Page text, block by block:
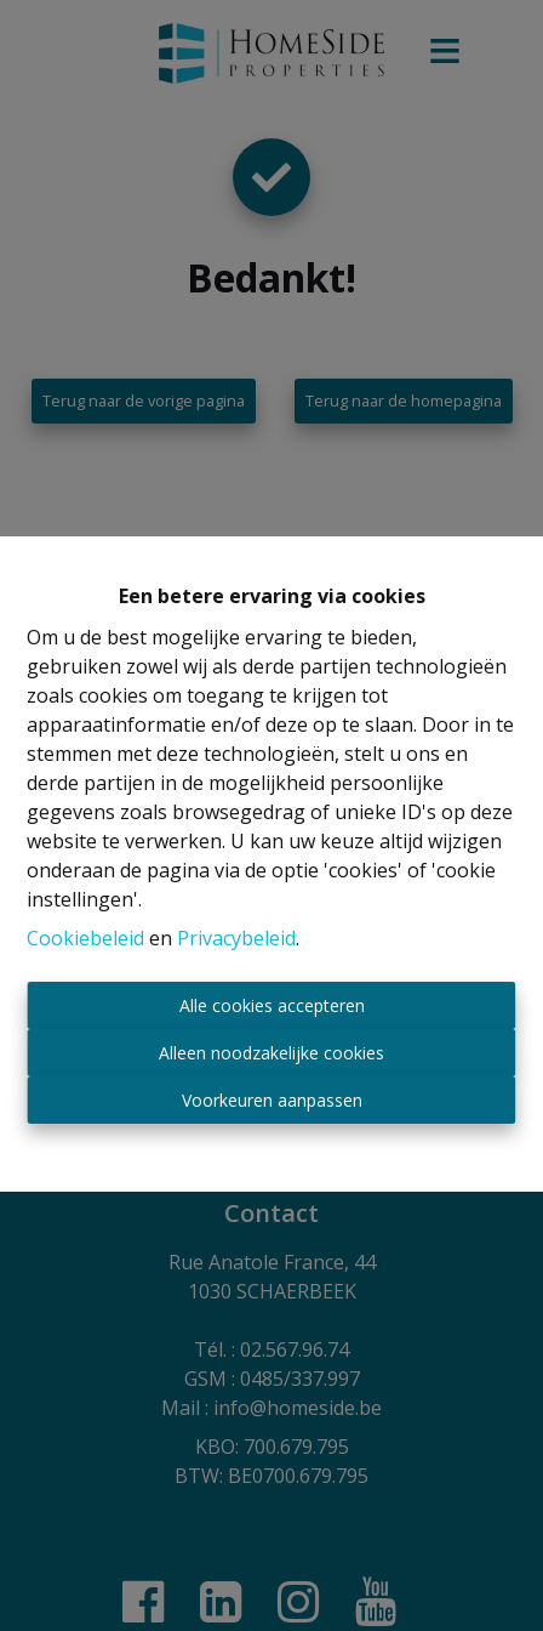
Een betere ervaring via cookies
Om u de best mogelijke ervaring te bieden,
gebruiken zowel wij als derde partijen technologieën
zoals cookies om toegang te krijgen tot
apparaatinformatie en/of deze op te slaan. Door in te
stemmen met deze technologieën, stelt u ons en
derde partijen in de mogelijkheid persoonlijke
gegevens zoals browsegedrag of unieke ID's op deze
website te verwerken. U kan uw keuze altijd wijzigen
onderaan de pagina via de optie 'cookies' of 'cookie
instellingen'.
Cookiebeleid en Privacybeleid.
Alle cookies accepteren
Alleen noodzakelijke cookies
Voorkeuren aanpassen
Bedankt!
Terug naar de vorige pagina Terug naar de homepagina
Wettelijke vermeldingen
IPI-houder: David GUNEL
Vastgoedmakelaar en rentmeester
Erkend door het BIV onder nummer 509.043 in
Luxemburgstraat 16B, 1000 Brussel, België
Onderworpen aan de deontologische code
overeenkomstig het koninklijk besluit van 29 juni
Beroepsaansprakelijkheid en borgtocht via AXA
Belgium SA - polis nr. 730.390.160
Algemene gebruiksvoorwaarden van de website,
Contact
Rue Anatole France, 44
1030 SCHAERBEEK
Tél. : 02.567.96.74
GSM : 0485/337.997
Mail : info@homeside.be
KBO: 700.679.795
BTW: BE0700.679.795